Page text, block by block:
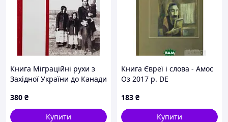
Книга Міграційні рухи з
Західної України до Канади
Ukraine to Canada 2002 р.
DE
380 ₴
Купити
Книга Євреї і слова - Амос
Оз 2017 р. DE
183 ₴
Купити